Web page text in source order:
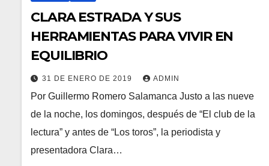
CLARA ESTRADA Y SUS
HERRAMIENTAS PARA VIVIR EN
EQUILIBRIO
31 DE ENERO DE 2019 ADMIN
Por Guillermo Romero Salamanca Justo a las nueve
de la noche, los domingos, después de “El club de la
lectura” y antes de “Los toros”, la periodista y
presentadora Clara…